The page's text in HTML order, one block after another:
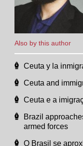
Also by this author
Ceuta y la
Ceuta and
Ceuta e a
Brazil
armed forces
O Brasil se